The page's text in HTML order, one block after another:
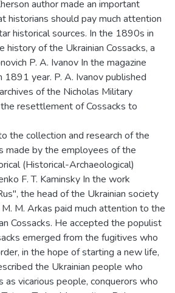
author made an important
historians should pay much attention
historical sources. In the 1890s in
history of the Ukrainian Cossacks, a
P. A. Ivanov In the magazine
1891 year. P. A. Ivanov published
of the Nicholas Military
resettlement of Cossacks to
the collection and research of the
made by the employees of the
(Historical-Archaeological)
F. T. Kaminsky In the work
the head of the Ukrainian society
M. Arkas paid much attention to the
Cossacks. He accepted the populist
emerged from the fugitives who
in the hope of starting a new life,
the Ukrainian people who
vicarious people, conquerors who